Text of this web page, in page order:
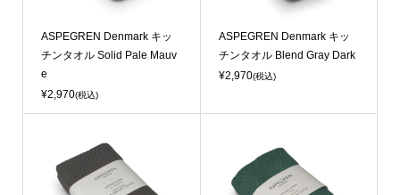
ASPEGREN Denmark キッ
チンタオル Solid Pale Mauv
e
¥2,970(税込)
ASPEGREN Denmark キッ
チンタオル Blend Gray Dark
¥2,970(税込)